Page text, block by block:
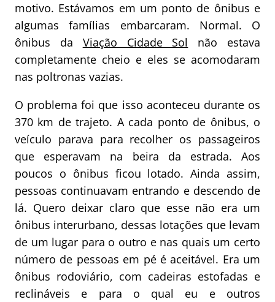
motivo. Estávamos em um ponto de ônibus e
algumas famílias embarcaram. Normal. O
ônibus da Viação Cidade Sol não estava
completamente cheio e eles se acomodaram
nas poltronas vazias.
O problema foi que isso aconteceu durante os
370 km de trajeto. A cada ponto de ônibus, o
veículo parava para recolher os passageiros
que esperavam na beira da estrada. Aos
poucos o ônibus ficou lotado. Ainda assim,
pessoas continuavam entrando e descendo de
lá. Quero deixar claro que esse não era um
ônibus interurbano, dessas lotações que levam
de um lugar para o outro e nas quais um certo
número de pessoas em pé é aceitável. Era um
ônibus rodoviário, com cadeiras estofadas e
reclináveis e para o qual eu e outros